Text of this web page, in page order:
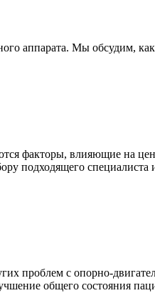
аппарата. Мы обсудим,
факторы, влияющие на
подходящего специалиста
проблем с опорно-
общего состояния